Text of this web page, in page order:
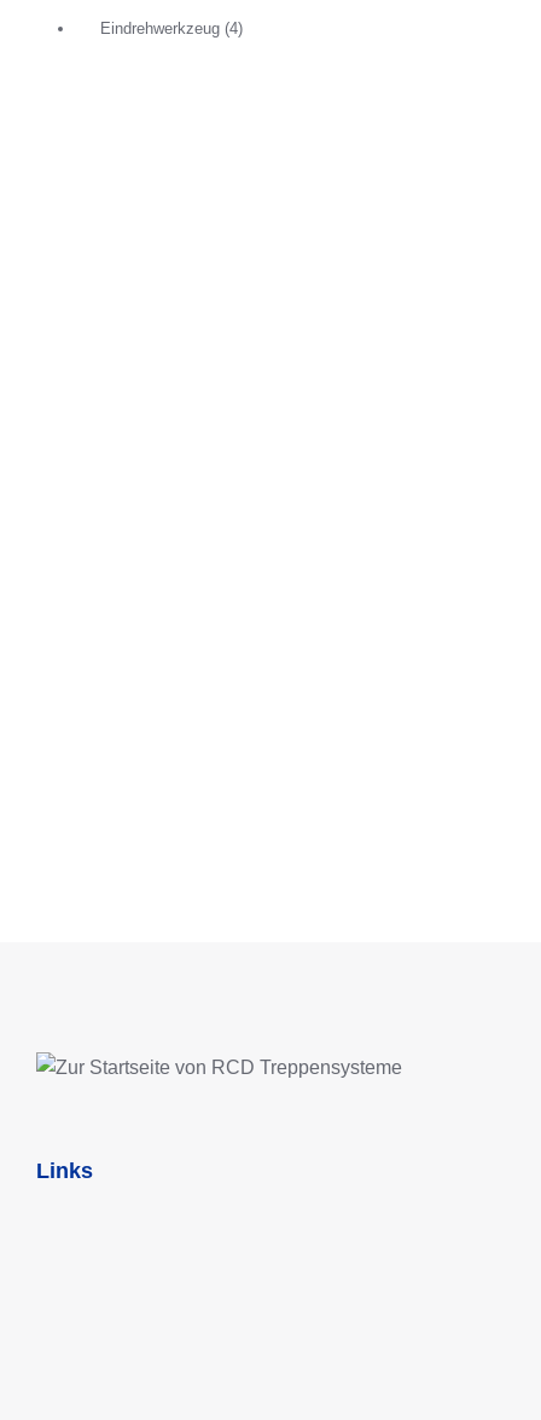
Eindrehwerkzeug (4)
Links